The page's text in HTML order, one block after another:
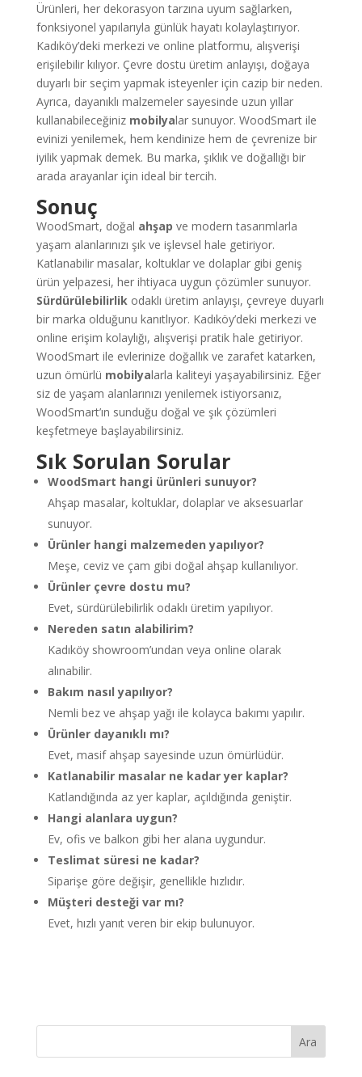
Ürünleri, her dekorasyon tarzına uyum sağlarken,
fonksiyonel yapılarıyla günlük hayatı kolaylaştırıyor.
Kadıköy’deki merkezi ve online platformu, alışverişi
erişilebilir kılıyor. Çevre dostu üretim anlayışı, doğaya
duyarlı bir seçim yapmak isteyenler için cazip bir neden.
Ayrıca, dayanıklı malzemeler sayesinde uzun yıllar
kullanabileceğiniz mobilyalar sunuyor. WoodSmart ile
evinizi yenilemek, hem kendinize hem de çevrenize bir
iyilik yapmak demek. Bu marka, şıklık ve doğallığı bir
arada arayanlar için ideal bir tercih.
Sonuç
WoodSmart, doğal ahşap ve modern tasarımlarla
yaşam alanlarınızı şık ve işlevsel hale getiriyor.
Katlanabilir masalar, koltuklar ve dolaplar gibi geniş
ürün yelpazesi, her ihtiyaca uygun çözümler sunuyor.
Sürdürülebilirlikodaklı üretim anlayışı, çevreye duyarlı
bir marka olduğunu kanıtlıyor. Kadıköy’deki merkezi ve
online erişim kolaylığı, alışverişi pratik hale getiriyor.
WoodSmart ile evlerinize doğallık ve zarafet katarken,
uzun ömürlü mobilyalarla kaliteyi yaşayabilirsiniz. Eğer
siz de yaşam alanlarınızı yenilemek istiyorsanız,
WoodSmart’ın sunduğu doğal ve şık çözümleri
keşfetmeye başlayabilirsiniz.
Sık Sorulan Sorular
WoodSmart hangi ürünleri sunuyor?
Ahşap masalar, koltuklar, dolaplar ve aksesuarlar
sunuyor.
Ürünler hangi malzemeden yapılıyor?
Meşe, ceviz ve çam gibi doğal ahşap kullanılıyor.
Ürünler çevre dostu mu?
Evet, sürdürülebilirlik odaklı üretim yapılıyor.
Nereden satın alabilirim?
Kadıköy showroom’undan veya online olarak
alınabilir.
Bakım nasıl yapılıyor?
Nemli bez ve ahşap yağı ile kolayca bakımı yapılır.
Ürünler dayanıklı mı?
Evet, masif ahşap sayesinde uzun ömürlüdür.
Katlanabilir masalar ne kadar yer kaplar?
Katlandığında az yer kaplar, açıldığında geniştir.
Hangi alanlara uygun?
Ev, ofis ve balkon gibi her alana uygundur.
Teslimat süresi ne kadar?
Siparişe göre değişir, genellikle hızlıdır.
Müşteri desteği var mı?
Evet, hızlı yanıt veren bir ekip bulunuyor.
Ara